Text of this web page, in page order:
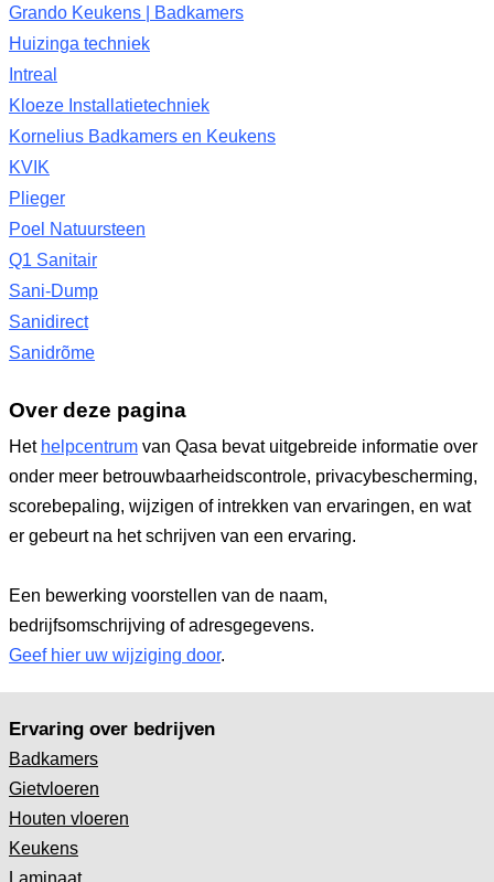
Grando Keukens | Badkamers
Huizinga techniek
Intreal
Kloeze Installatietechniek
Kornelius Badkamers en Keukens
KVIK
Plieger
Poel Natuursteen
Q1 Sanitair
Sani-Dump
Sanidirect
Sanidrõme
Over deze pagina
Het helpcentrum van Qasa bevat uitgebreide informatie over
onder meer betrouwbaarheidscontrole, privacybescherming,
scorebepaling, wijzigen of intrekken van ervaringen, en wat
er gebeurt na het schrijven van een ervaring.
Een bewerking voorstellen van de naam,
bedrijfsomschrijving of adresgegevens.
Geef hier uw wijziging door.
Ervaring over bedrijven
Badkamers
Gietvloeren
Houten vloeren
Keukens
Laminaat